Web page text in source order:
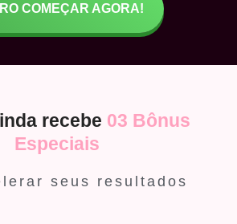
COMEÇAR AGORA!
recebe 03 Bônus
Especiais
seus resultados